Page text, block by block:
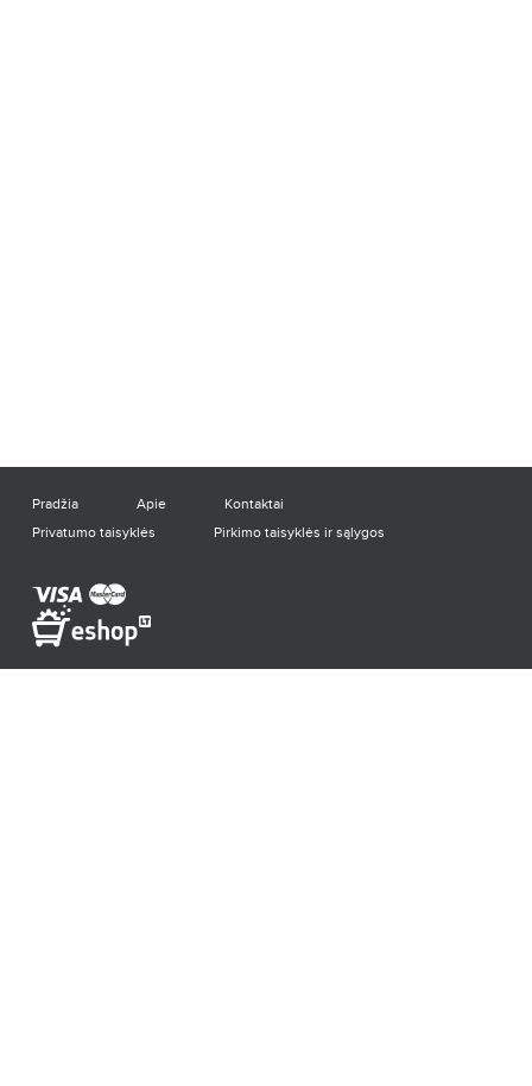
Pradžia Apie
Kontaktai
Privatumo taisyklės
Pirkimo taisyklės ir sąlygos